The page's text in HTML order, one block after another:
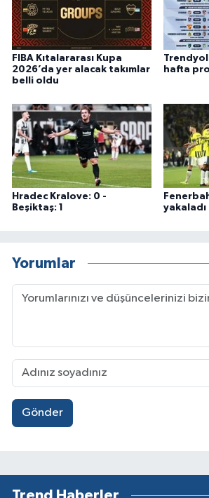
FIBA Kıtalararası Kupa
2026’da yer alacak takımlar
belli oldu
hafta
Hradec Kralove: 0 -
Beşiktaş: 1
yakaladı
Yorumlar
Gönder